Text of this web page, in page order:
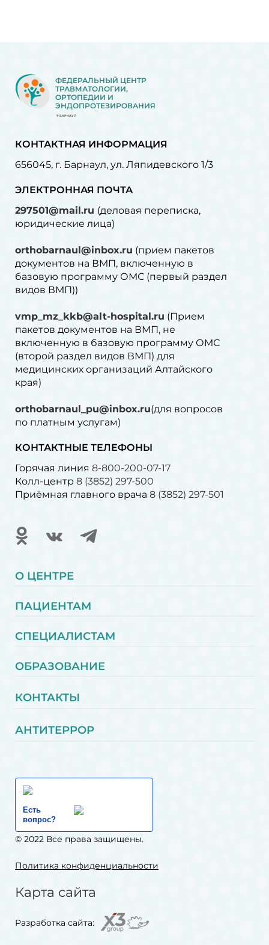
ФЕДЕРАЛЬНЫЙ ЦЕНТР
ТРАВМАТОЛОГИИ,
ОРТОПЕДИИ И
ЭНДОПРОТЕЗИРОВАНИЯ
БАРНАУЛ
КОНТАКТНАЯ ИНФОРМАЦИЯ
656045, г. Барнаул, ул. Ляпидевского 1/3
ЭЛЕКТРОННАЯ ПОЧТА
297501@mail.ru (деловая переписка,
юридические лица)
orthobarnaul@inbox.ru (прием пакетов
документов на ВМП, включенную в
базовую программу ОМС (первый раздел
видов ВМП))
vmp_mz_kkb@alt-hospital.ru (Прием
пакетов документов на ВМП, не
включенную в базовую программу ОМС
(второй раздел видов ВМП) для
медицинских организаций Алтайского
края)
orthobarnaul_pu@inbox.ru(для вопросов
по платным услугам)⁠
КОНТАКТНЫЕ ТЕЛЕФОНЫ
Горячая линия 8-800-200-07-17
Колл-центр 8 (3852) 297-500
Приёмная главного врача 8 (3852) 297-501
О ЦЕНТРЕ
ПАЦИЕНТАМ
СПЕЦИАЛИСТАМ
ОБРАЗОВАНИЕ
КОНТАКТЫ
АНТИТЕРРОР
Есть
вопрос?
© 2022 Все права защищены.
Политика конфиденциальности
Карта сайта
Разработка сайта: